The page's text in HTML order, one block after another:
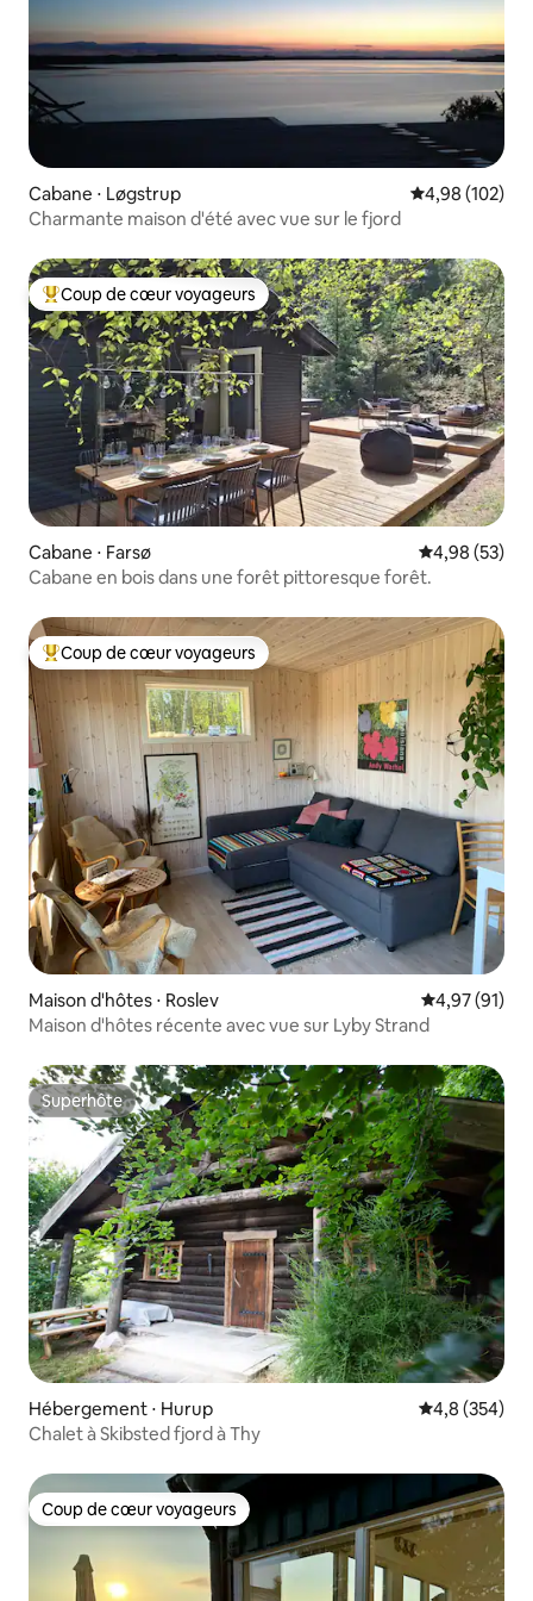
Cabane ⋅ Løgstrup Évaluation
4,98 (102)
Charmante maison d'été avec vue sur le fjord
Coups de cœur voyageurs les plus appréciés
Coup de cœur voyageurs
Cabane ⋅ Farsø Évaluation
4,98 (53)
Cabane en bois dans une forêt pittoresque forêt.
Coups de cœur voyageurs les plus appréciés
Coup de cœur voyageurs
Maison d'hôtes ⋅ Roslev Évaluation
4,97 (91)
Maison d'hôtes récente avec vue sur Lyby Strand
Superhôte
Superhôte
Hébergement ⋅ Hurup Évaluation
4,8 (354)
Chalet à Skibsted fjord à Thy
Coup de cœur voyageurs
Coup de cœur voyageurs